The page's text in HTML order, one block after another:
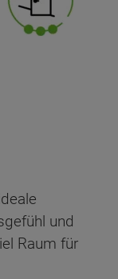
und
Raum für